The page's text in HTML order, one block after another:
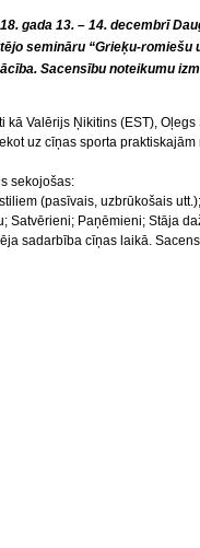
gada 13. – 14. decembrī
semināru “Grieķu-romiešu
Sacensību noteikumu
kā Valērijs Ņikitins (EST), Oļegs
uz cīņas sporta praktiskajām
sekojošas:
(pasīvais, uzbrūkošais utt.);
Satvērieni; Paņēmieni; Stāja
sadarbība cīņas laikā.